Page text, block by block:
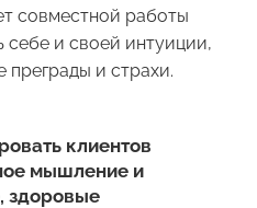
совместной работы
себе и своей интуиции,
преграды и страхи.
клиентов
мышление и
здоровые